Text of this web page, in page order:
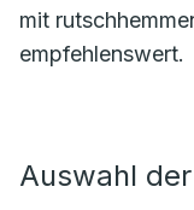
mit
empfehlenswert.
Auswahl